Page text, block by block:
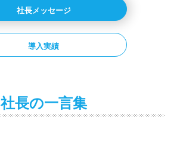
社長メッセージ
導入実績
社長の一言集